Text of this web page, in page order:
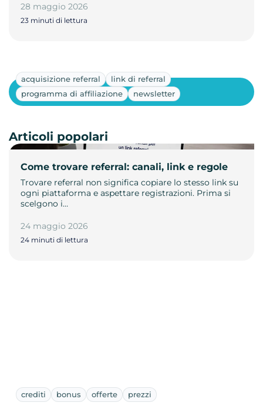
28 maggio 2026
23 minuti di lettura
acquisizione referral
link di referral
programma di affiliazione
newsletter
Come trovare referral: canali, link e regole
Trovare referral non significa copiare lo stesso link su
ogni piattaforma e aspettare registrazioni. Prima si
scelgono i…
24 maggio 2026
24 minuti di lettura
Mostra altri
Articoli popolari
crediti bonus offerte prezzi